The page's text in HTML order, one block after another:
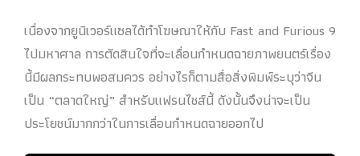
เนื่องจากยูนิเวอร์แซลได้ทำโฆษณาให้กับ Fast and Furious 9
ไปมหาศาล การตัดสินใจที่จะเลื่อนกำหนดฉายภาพยนตร์เรื่อง
นี้มีผลกระทบพอสมควร อย่างไรก็ตามสื่อสิ่งพิมพ์ระบุว่าจีน
เป็น “ตลาดใหญ่” สำหรับแฟรนไชส์นี้ ดังนั้นจึงน่าจะเป็น
ประโยชน์มากกว่าในการเลื่อนกำหนดฉายออกไป